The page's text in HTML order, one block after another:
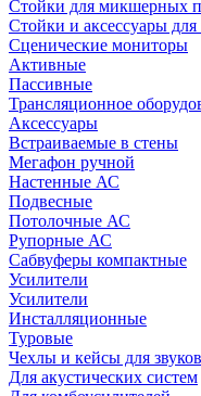
Стойки для микшерных
Стойки и аксессуары
Сценические мониторы
Активные
Пассивные
Трансляционное
Аксессуары
Встраиваемые в стены
Мегафон ручной
Настенные АС
Подвесные
Потолочные АС
Рупорные АС
Сабвуферы компактные
Усилители
Усилители
Инсталляционные
Туровые
Чехлы и кейсы для
Для акустических систем